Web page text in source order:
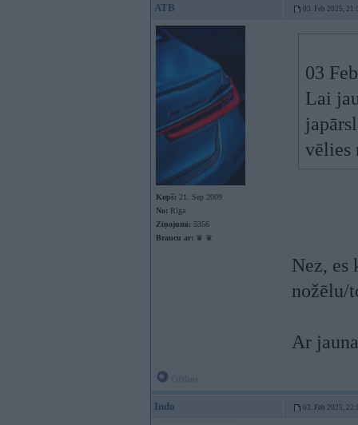
ATB 03. Feb 2025,
Kopš: 21. Sep 2009
No: Rīga
Ziņojumi: 5356
Braucu ar: ♛ ♛
03
Lai
vēlies
Nez, es
nožēlu/
Ar
Indo 03. Feb 2025,